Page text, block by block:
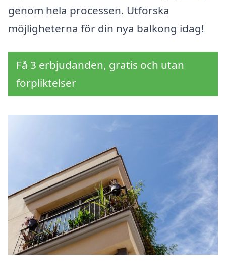
genom hela processen. Utforska
möjligheterna för din nya balkong idag!
Få 3 erbjudanden, gratis och utan
förpliktelser